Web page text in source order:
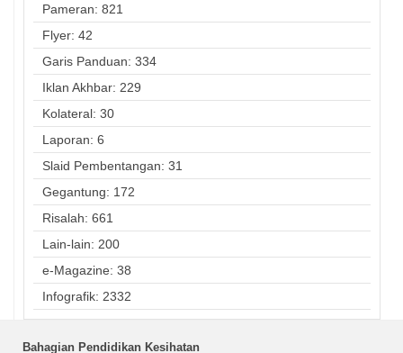
Pameran: 821
Flyer: 42
Garis Panduan: 334
Iklan Akhbar: 229
Kolateral: 30
Laporan: 6
Slaid Pembentangan: 31
Gegantung: 172
Risalah: 661
Lain-lain: 200
e-Magazine: 38
Infografik: 2332
Bahagian Pendidikan Kesihatan